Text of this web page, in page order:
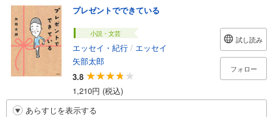
プレゼントでできている
小説・文芸
エッセイ・紀行 / エッセイ
矢部太郎
3.8
1,210円 (税込)
試し読み
フォロー
あらすじを表示する